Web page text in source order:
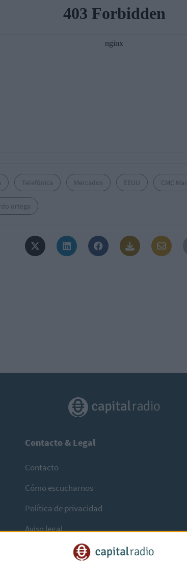
Telefónica Mercados EEUU CMC
ortega
Contacto & Legal
Contacto
Cómo escucharnos
Política de privacidad
Aviso legal